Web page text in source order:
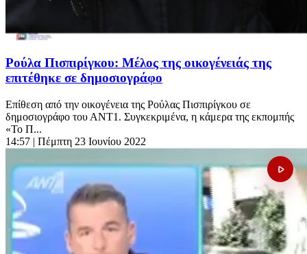
Ρούλα Πισπιρίγκου: Μέλος της οικογένειάς της
επιτέθηκε σε δημοσιογράφο
Επίθεση από την οικογένεια της Ρούλας Πισπιρίγκου σε
δημοσιογράφο του ΑΝΤ1. Συγκεκριμένα, η κάμερα της εκπομπής
«Το Π...
14:57 | Πέμπτη 23 Ιουνίου 2022